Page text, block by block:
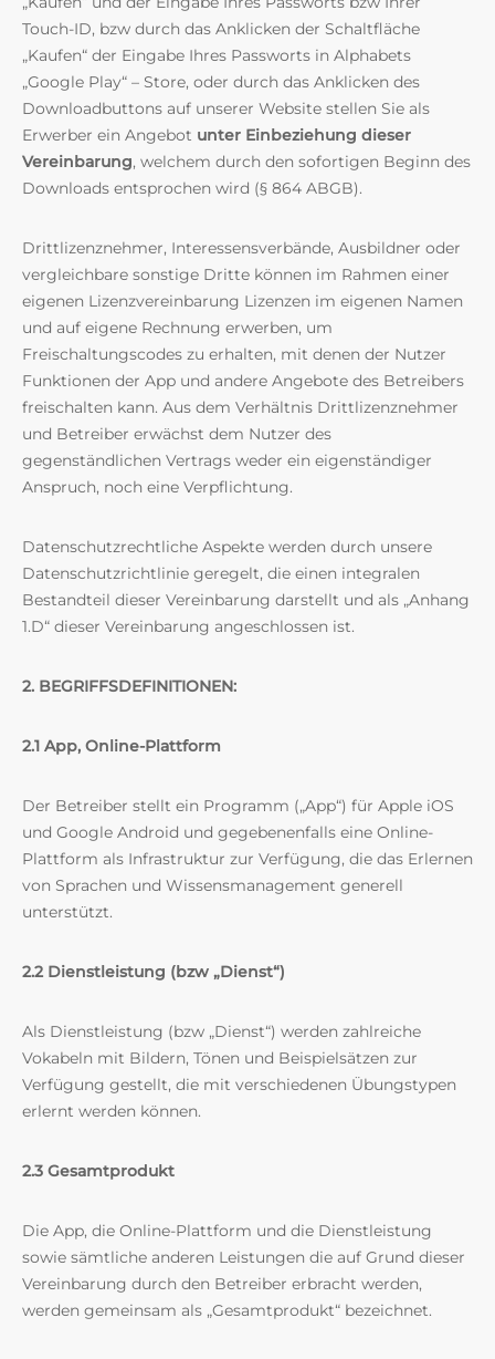
Touch-ID, bzw durch das Anklicken der Schaltfläche
„Kaufen“ der Eingabe Ihres Passworts in Alphabets
„Google Play“ – Store, oder durch das Anklicken des
Downloadbuttons auf unserer Website stellen Sie als
Erwerber ein Angebot unter Einbeziehung dieser
Vereinbarung, welchem durch den sofortigen Beginn des
Downloads entsprochen wird (§ 864 ABGB).
Drittlizenznehmer, Interessensverbände, Ausbildner oder
vergleichbare sonstige Dritte können im Rahmen einer
eigenen Lizenzvereinbarung Lizenzen im eigenen Namen
und auf eigene Rechnung erwerben, um
Freischaltungscodes zu erhalten, mit denen der Nutzer
Funktionen der App und andere Angebote des Betreibers
freischalten kann. Aus dem Verhältnis Drittlizenznehmer
und Betreiber erwächst dem Nutzer des
gegenständlichen Vertrags weder ein eigenständiger
Anspruch, noch eine Verpflichtung.
Datenschutzrechtliche Aspekte werden durch unsere
Datenschutzrichtlinie geregelt, die einen integralen
Bestandteil dieser Vereinbarung darstellt und als „Anhang
1.D“ dieser Vereinbarung angeschlossen ist.
2. BEGRIFFSDEFINITIONEN:
2.1 App, Online-Plattform
Der Betreiber stellt ein Programm („App“) für Apple iOS
und Google Android und gegebenenfalls eine Online-
Plattform als Infrastruktur zur Verfügung, die das Erlernen
von Sprachen und Wissensmanagement generell
unterstützt.
2.2 Dienstleistung (bzw „Dienst“)
Als Dienstleistung (bzw „Dienst“) werden zahlreiche
Vokabeln mit Bildern, Tönen und Beispielsätzen zur
Verfügung gestellt, die mit verschiedenen Übungstypen
erlernt werden können.
2.3 Gesamtprodukt
Die App, die Online-Plattform und die Dienstleistung
sowie sämtliche anderen Leistungen die auf Grund dieser
Vereinbarung durch den Betreiber erbracht werden,
werden gemeinsam als „Gesamtprodukt“ bezeichnet.